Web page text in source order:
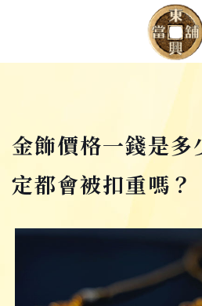
金飾價格一錢是多
定都會被扣重嗎？